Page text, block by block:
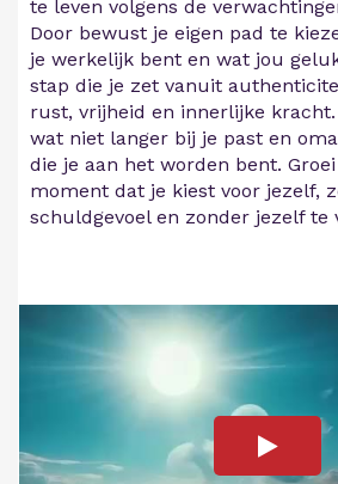
te leven volgens de
Door bewust je eigen pad te
je werkelijk bent en wat jou
stap die je zet vanuit
rust, vrijheid en innerlijke
wat niet langer bij je past en
die je aan het worden bent.
moment dat je kiest voor jezelf,
schuldgevoel en zonder jezelf te